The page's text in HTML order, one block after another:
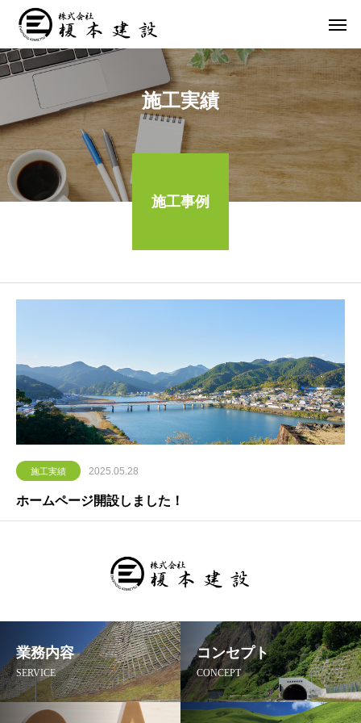
施工実績
施工事例
施工実績 2025.05.28
ホームページ開設しました！
業務内容
SERVICE
コンセプト
CONCEPT